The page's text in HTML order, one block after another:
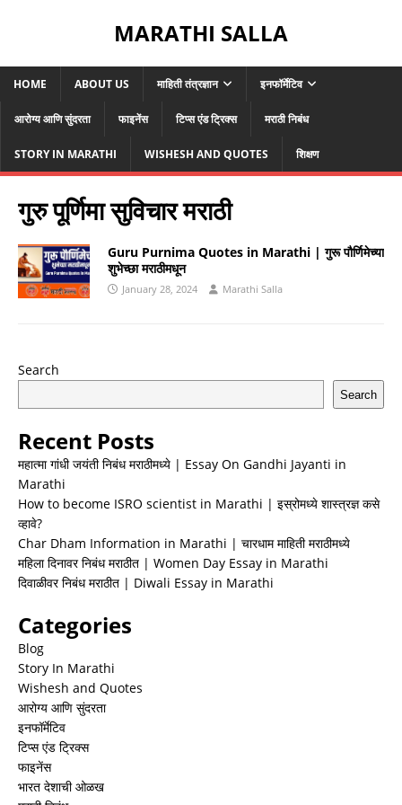
MARATHI SALLA
HOME ABOUT US माहिती तंत्रज्ञान इनफॉर्मेटिव
आरोग्य आणि सुंदरता फाइनेंस टिप्स एंड ट्रिक्स मराठी निबंध
STORY IN MARATHI WISHESH AND QUOTES शिक्षण
गुरु पूर्णिमा सुविचार मराठी
Guru Purnima Quotes in Marathi | गुरू पौर्णिमेच्या
शुभेच्छा मराठीमधून
January 28, 2024 Marathi Salla
Search
Search
Recent Posts
महात्मा गांधी जयंती निबंध मराठीमध्ये | Essay On Gandhi Jayanti in
Marathi
How to become ISRO scientist in Marathi | इस्रोमध्ये शास्त्रज्ञ कसे
व्हावे?
Char Dham Information in Marathi | चारधाम माहिती मराठीमध्ये
महिला दिनावर निबंध मराठीत | Women Day Essay in Marathi
दिवाळीवर निबंध मराठीत | Diwali Essay in Marathi
Categories
Blog
Story In Marathi
Wishesh and Quotes
आरोग्य आणि सुंदरता
इनफॉर्मेटिव
टिप्स एंड ट्रिक्स
फाइनेंस
भारत देशाची ओळख